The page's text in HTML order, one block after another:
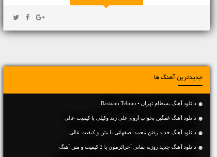
جدیدترین آهنگ ها
دانلود آهنگ بسطام تهران • Bastaam Tehran
دانلود آهنگ غمگین بخواب آروم علی زند وکیلی با کیفیت عالی
دانلود آهنگ جديد رفتن محمد اصفهانی با متن و کیفیت عالی
دانلود آهنگ جديد روزبه بمانی آخرالزمون با 2 کیفیت و متن آهنگ